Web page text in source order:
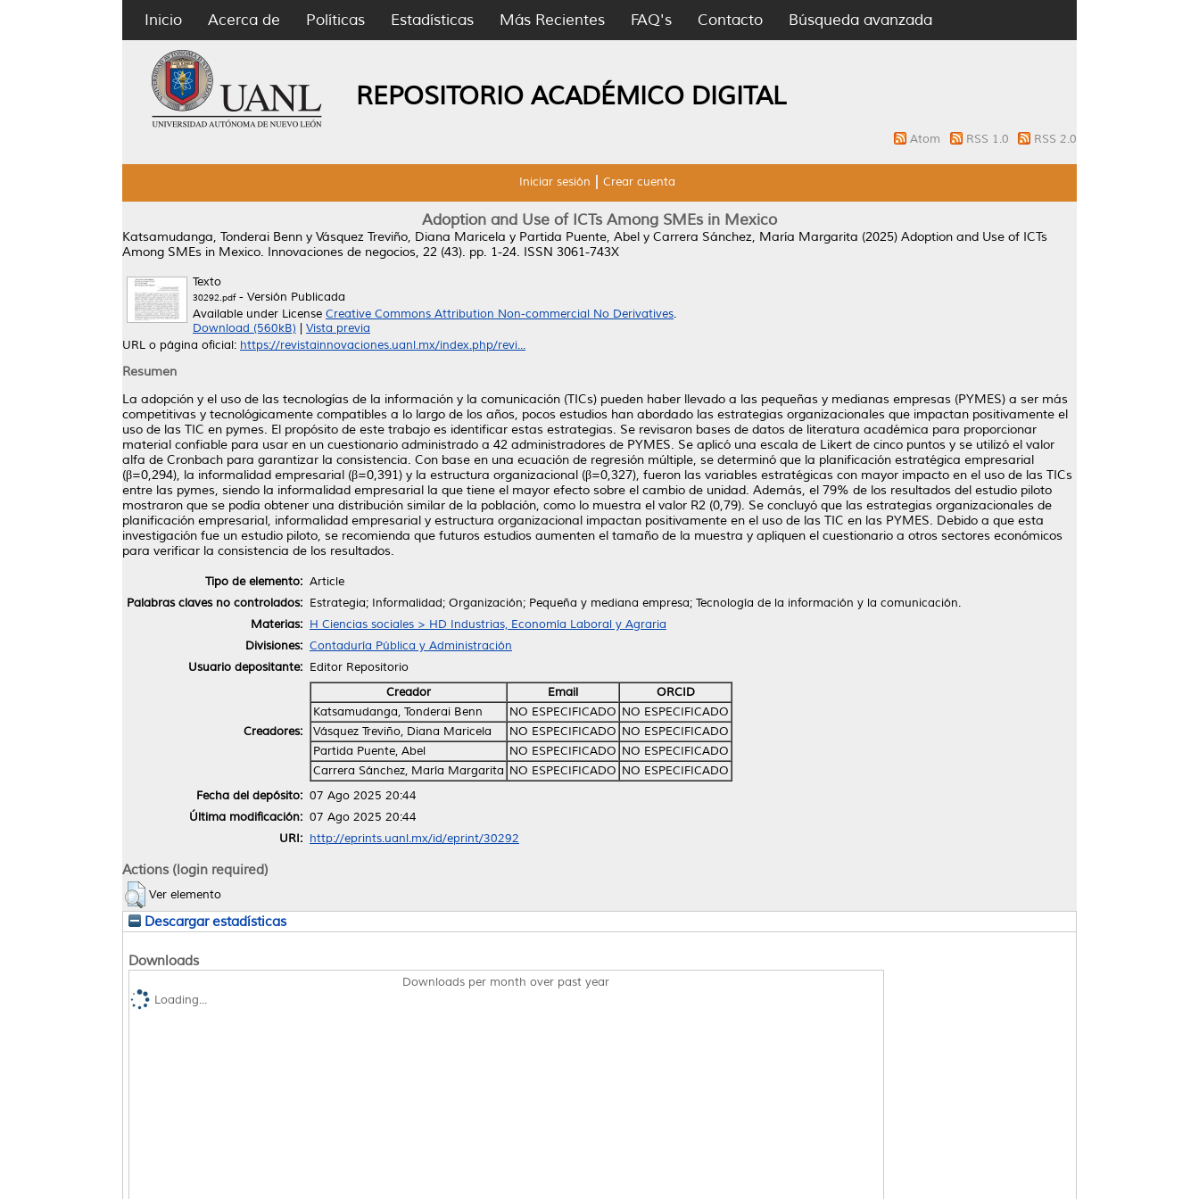
Inicio Acerca de Políticas Estadísticas Más Recientes FAQ's Contacto Búsqueda avanzada
REPOSITORIO ACADÉMICO DIGITAL
Atom RSS 1.0 RSS 2.0
Iniciar sesión Crear cuenta
Adoption and Use of ICTs Among SMEs in Mexico
Katsamudanga, Tonderai Benn y Vásquez Treviño, Diana Maricela y Partida Puente, Abel y Carrera Sánchez, María Margarita (2025) Adoption and Use of ICTs
Among SMEs in Mexico. Innovaciones de negocios, 22 (43). pp. 1-24. ISSN 3061-743X
Texto
30292.pdf- Versión Publicada
Available under License Creative Commons Attribution Non-commercial No Derivatives.
Download (560kB)
Vista previa
URL o página oficial: https://revistainnovaciones.uanl.mx/index.php/revi...
Resumen
La adopción y el uso de las tecnologías de la información y la comunicación (TICs) pueden haber llevado a las pequeñas y medianas empresas (PYMES) a ser más
competitivas y tecnológicamente compatibles a lo largo de los años, pocos estudios han abordado las estrategias organizacionales que impactan positivamente el
uso de las TIC en pymes. El propósito de este trabajo es identificar estas estrategias. Se revisaron bases de datos de literatura académica para proporcionar
material confiable para usar en un cuestionario administrado a 42 administradores de PYMES. Se aplicó una escala de Likert de cinco puntos y se utilizó el valor
alfa de Cronbach para garantizar la consistencia. Con base en una ecuación de regresión múltiple, se determinó que la planificación estratégica empresarial
(β=0,294), la informalidad empresarial (β=0,391) y la estructura organizacional (β=0,327), fueron las variables estratégicas con mayor impacto en el uso de las TICs
entre las pymes, siendo la informalidad empresarial la que tiene el mayor efecto sobre el cambio de unidad. Además, el 79% de los resultados del estudio piloto
mostraron que se podía obtener una distribución similar de la población, como lo muestra el valor R2 (0,79). Se concluyó que las estrategias organizacionales de
planificación empresarial, informalidad empresarial y estructura organizacional impactan positivamente en el uso de las TIC en las PYMES. Debido a que esta
investigación fue un estudio piloto, se recomienda que futuros estudios aumenten el tamaño de la muestra y apliquen el cuestionario a otros sectores económicos
para verificar la consistencia de los resultados.
Tipo de elemento: Article
Palabras claves no controlados: Estrategia; Informalidad; Organización; Pequeña y mediana empresa; Tecnología de la información y la comunicación.
Materias: H Ciencias sociales > HD Industrias, Economía Laboral y Agraria
Divisiones: Contaduría Pública y Administración
Usuario depositante: Editor Repositorio
Creadores:
Creador Email
ORCID
Katsamudanga, Tonderai Benn
NO ESPECIFICADO NO ESPECIFICADO
Vásquez Treviño, Diana Maricela
NO ESPECIFICADO NO ESPECIFICADO
Partida Puente, Abel
NO ESPECIFICADO NO ESPECIFICADO
Carrera Sánchez, María Margarita NO ESPECIFICADO NO ESPECIFICADO
Fecha del depósito: 07 Ago 2025 20:44
Última modificación: 07 Ago 2025 20:44
URI: http://eprints.uanl.mx/id/eprint/30292
Actions (login required)
Ver elemento
Descargar estadísticas
Downloads
Downloads per month over past year
Loading...